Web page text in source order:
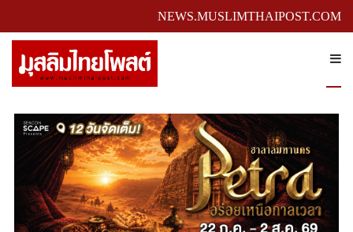
NEWS.MUSLIMTHAIPOST.COM